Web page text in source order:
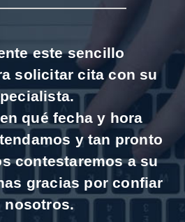
este sencillo
solicitar cita con su
qué fecha y hora
y tan pronto
contestaremos a su
gracias por confiar
nosotros.